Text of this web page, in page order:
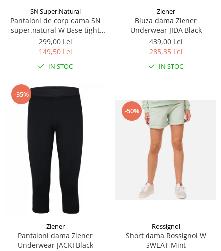
SN Super.Natural
Pantaloni de corp dama SN
super.natural W Base tight
175 Ash melange
299,00 Lei
149,50 Lei
IN STOC
Ziener
Bluza dama Ziener
Underwear JIDA Black
439,00 Lei
285,35 Lei
IN STOC
-35%
Ziener
Pantaloni dama Ziener
Underwear JACKI Black
-50%
Rossignol
Short dama Rossignol W
SWEAT Mint